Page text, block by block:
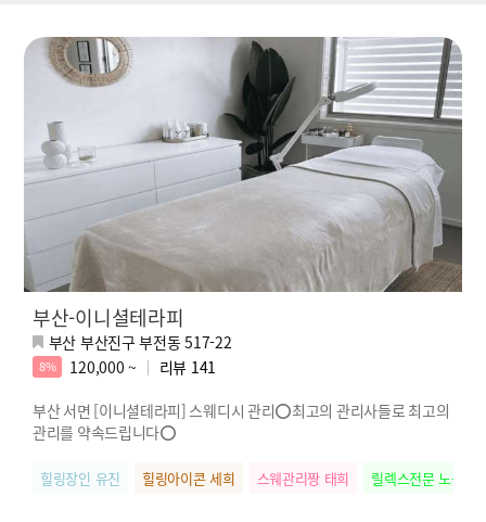
부산-이니셜테라피
부산 부산진구 부전동 517-22
8% 120,000 ~ 리뷰 141
부산 서면 [이니셜테라피] 스웨디시 관리⭕최고의 관리사들로 최고의
관리를 약속드립니다⭕
힐링장인 유진 힐링아이콘 세희 스웨관리짱 태희 릴렉스전문 노을